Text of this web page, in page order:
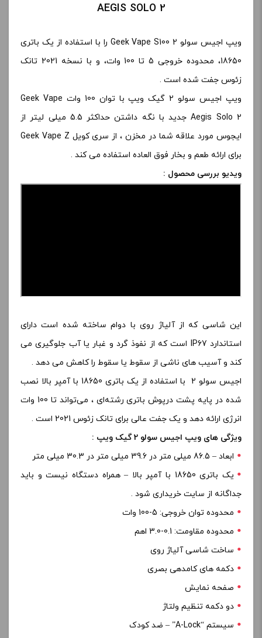
AEGIS SOLO 2
ویپ اجیس سولو 2 Geek Vape S100 را با استفاده از یک باتری
18650، محدوده خروجی 5 تا 100 وات، و با نسخه 2021 تانک
زئوس جفت شده است .
ویپ اجیس سولو 2 گیک ویپ با توان 100 وات Geek Vape
Aegis Solo 2 جدید با نگه داشتن حداکثر 5.5 میلی لیتر از
ایجوس مورد علاقه شما در مخزن ، از سری کویل Geek Vape Z
برای ارائه طعم و بخار فوق العاده استفاده می کند .
ویدیو بررسی محصول :
این شاسی که از آلیاژ روی با دوام ساخته شده است دارای
استاندارد IP67 است که از نفوذ گرد و غبار یا آب جلوگیری می
کند و آسیب های ناشی از سقوط یا سقوط را کاهش می دهد .
اجیس سولو 2 با استفاده از یک باتری 18650 با آمپر بالا نصب
شده در پایه پشت درپوش باتری رشته‌ای ، می‌تواند تا 100 وات
انرژی ارائه دهد و یک جفت عالی برای تانک زئوس 2021 است .
ویژگی های ویپ اجیس سولو 2 گیک ویپ :
ابعاد – 86.5 میلی متر در 39.6 میلی متر در 30.3 میلی متر
یک باتری 18650 با آمپر بالا – همراه دستگاه نیست و باید
جداگانه از سایت خریداری شود .
محدوده توان خروجی: 5-100 وات
محدوده مقاومت: 0.1-3.0 اهم
ساخت شاسی آلیاژ روی
دکمه های کامدهی بصری
صفحه نمایش
دو دکمه تنظیم ولتاژ
سیستم “A-Lock” – ضد کودک